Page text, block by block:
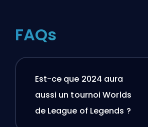
FAQs
Est-ce que 2024 aura
aussi un tournoi Worlds
de League of Legends ?